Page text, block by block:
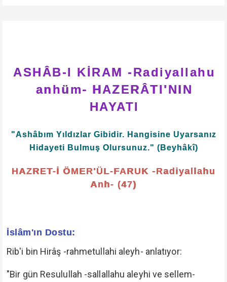
ASHÂB-I KİRAM -Radiyallahu
anhüm- HAZERÂTI'NIN
HAYATI
"Ashâbım Yıldızlar Gibidir. Hangisine Uyarsanız
Hidayeti Bulmuş Olursunuz." (Beyhâkî)
HAZRET-İ ÖMER'ÜL-FARUK -Radiyallahu
Anh- (47)
İslâm'ın Dostu:
Rib'i bin Hirâş -rahmetullahi aleyh- anlatıyor:
"Bir gün Resulullah -sallallahu aleyhi ve sellem-